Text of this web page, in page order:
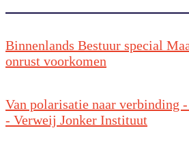
Binnenlands Bestuur special
onrust voorkomen
Van polarisatie naar verbinding
- Verweij Jonker Instituut